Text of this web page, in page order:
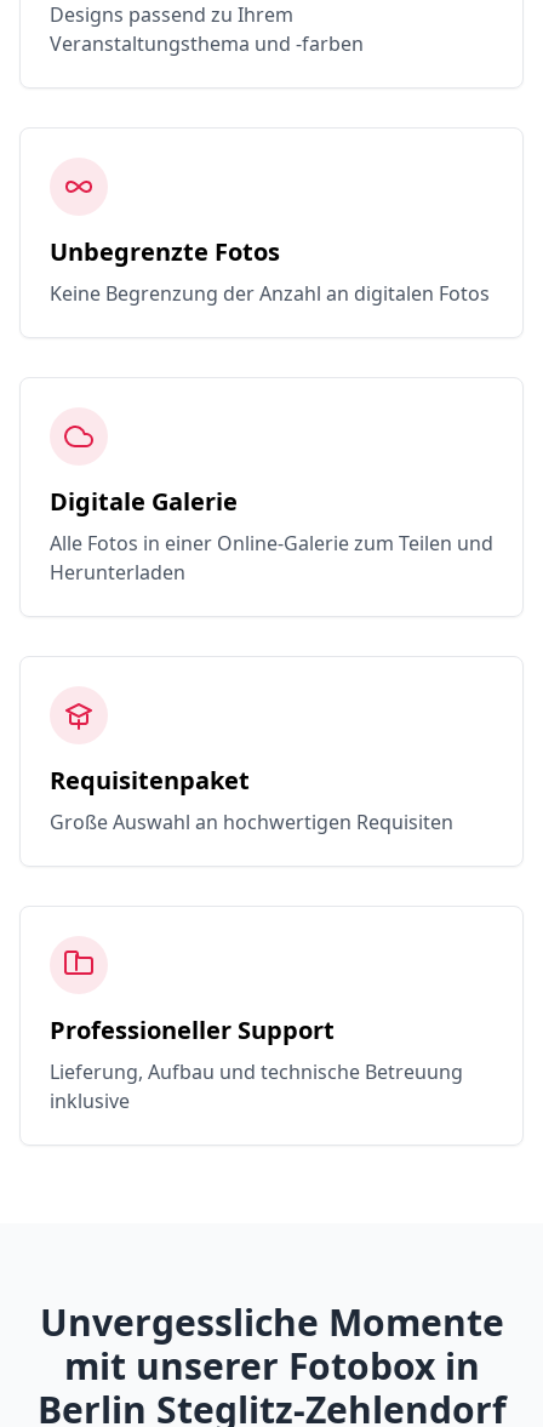
Designs passend zu Ihrem
Veranstaltungsthema und -farben
Unbegrenzte Fotos
Keine Begrenzung der Anzahl an digitalen Fotos
Digitale Galerie
Alle Fotos in einer Online-Galerie zum Teilen und
Herunterladen
Requisitenpaket
Große Auswahl an hochwertigen Requisiten
Professioneller Support
Lieferung, Aufbau und technische Betreuung
inklusive
Unvergessliche Momente
mit unserer Fotobox in
Berlin Steglitz-Zehlendorf